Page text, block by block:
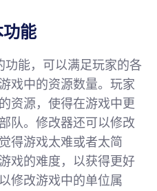
能
能，可以满足玩家的各
戏中的资源数量。玩家
资源，使得在游戏中更
队。修改器还可以修改
得游戏太难或者太简
戏的难度，以获得更好
修改游戏中的单位属